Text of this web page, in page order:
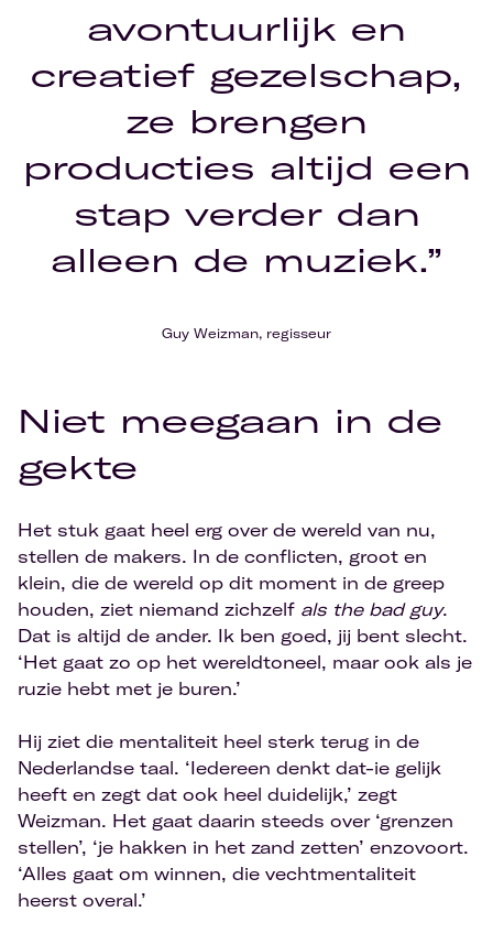
avontuurlijk en
creatief gezelschap,
ze brengen
producties altijd een
stap verder dan
alleen de muziek.”
Guy Weizman, regisseur
Niet meegaan in de
gekte
Het stuk gaat heel erg over de wereld van nu,
stellen de makers. In de conflicten, groot en
klein, die de wereld op dit moment in de greep
houden, ziet niemand zichzelf als the bad guy.
Dat is altijd de ander. Ik ben goed, jij bent slecht.
‘Het gaat zo op het wereldtoneel, maar ook als je
ruzie hebt met je buren.’
Hij ziet die mentaliteit heel sterk terug in de
Nederlandse taal. ‘Iedereen denkt dat-ie gelijk
heeft en zegt dat ook heel duidelijk,’ zegt
Weizman. Het gaat daarin steeds over ‘grenzen
stellen’, ‘je hakken in het zand zetten’ enzovoort.
‘Alles gaat om winnen, die vechtmentaliteit
heerst overal.’